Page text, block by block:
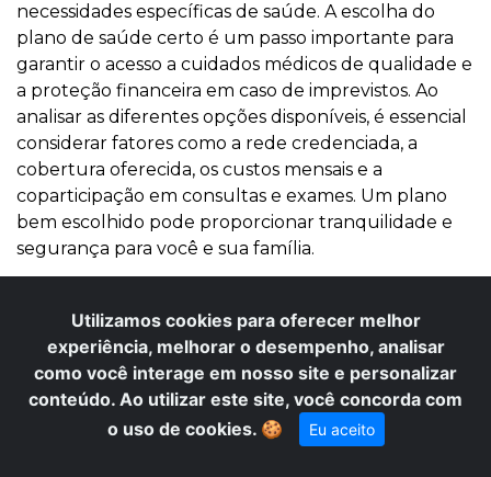
necessidades específicas de saúde. A escolha do
plano de saúde certo é um passo importante para
garantir o acesso a cuidados médicos de qualidade e
a proteção financeira em caso de imprevistos. Ao
analisar as diferentes opções disponíveis, é essencial
considerar fatores como a rede credenciada, a
cobertura oferecida, os custos mensais e a
coparticipação em consultas e exames. Um plano
bem escolhido pode proporcionar tranquilidade e
segurança para você e sua família.
são significativos. Com o plano certo, você ganha
acesso a cuidados de saúde de qualidade,
tranquilidade sabendo que está protegido em caso
de emergência, e a capacidade de gerenciar
proativamente sua saúde. Este artigo explorará
como alcançar esses benefícios. ASaúde Vida
Utilizamos cookies para oferecer melhor
experiência, melhorar o desempenho, analisar
como você interage em nosso site e personalizar
conteúdo. Ao utilizar este site, você concorda com
o uso de cookies. 🍪 Eu aceito